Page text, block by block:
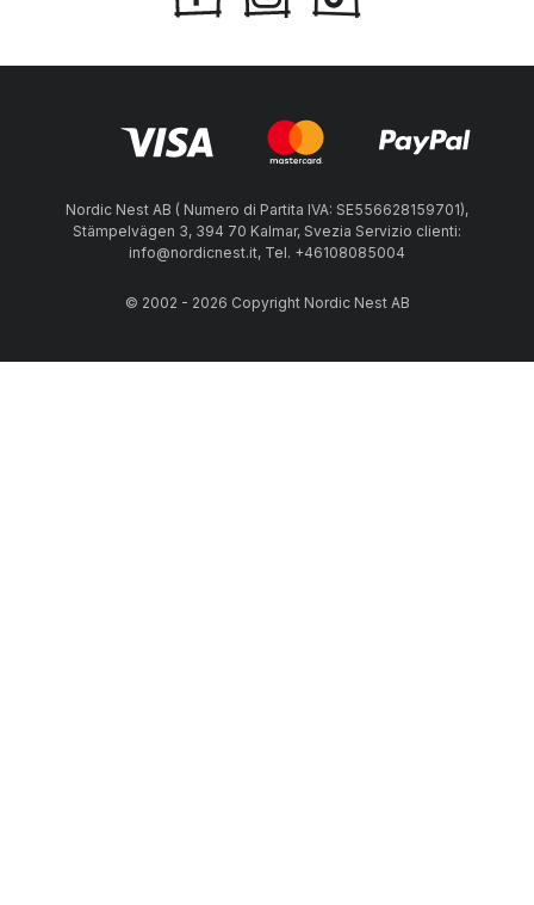
Nordic Nest AB ( Numero di Partita IVA: SE556628159701),
Stämpelvägen 3, 394 70 Kalmar, Svezia Servizio clienti:
info@nordicnest.it, Tel. +46108085004
© 2002 - 2026 Copyright Nordic Nest AB